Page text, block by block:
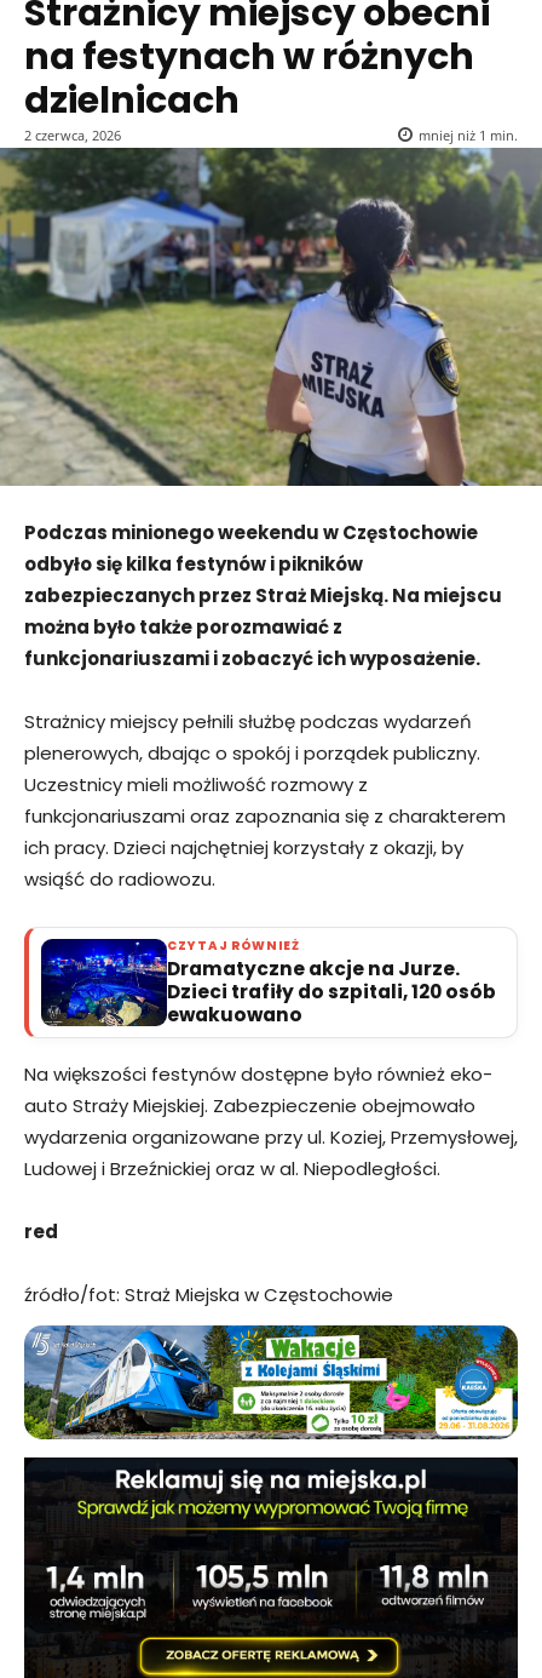
Strażnicy miejscy obecni
na festynach w różnych
dzielnicach
2 czerwca, 2026 mniej niż 1 min.
Podczas minionego weekendu w Częstochowie
odbyło się kilka festynów i pikników
zabezpieczanych przez Straż Miejską. Na miejscu
można było także porozmawiać z
funkcjonariuszami i zobaczyć ich wyposażenie.
Strażnicy miejscy pełnili służbę podczas wydarzeń
plenerowych, dbając o spokój i porządek publiczny.
Uczestnicy mieli możliwość rozmowy z
funkcjonariuszami oraz zapoznania się z charakterem
ich pracy. Dzieci najchętniej korzystały z okazji, by
wsiąść do radiowozu.
CZYTAJ RÓWNIEŻ
Dramatyczne akcje na Jurze.
Dzieci trafiły do szpitali, 120 osób
ewakuowano
Na większości festynów dostępne było również eko-
auto Straży Miejskiej. Zabezpieczenie obejmowało
wydarzenia organizowane przy ul. Koziej, Przemysłowej,
Ludowej i Brzeźnickiej oraz w al. Niepodległości.
red
źródło/fot: Straż Miejska w Częstochowie